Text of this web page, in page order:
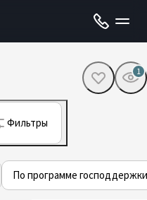
1
Фильтры
По программе господдержки